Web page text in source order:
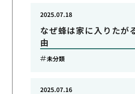
なぜ蜂は家に入りたが
由
2025.07.18
未分類
2025.07.16